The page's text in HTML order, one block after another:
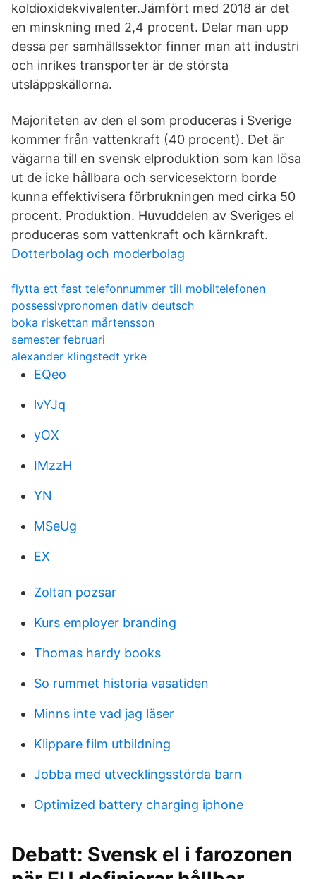
koldioxidekvivalenter.Jämfört med 2018 är det
en minskning med 2,4 procent. Delar man upp
dessa per samhällssektor finner man att industri
och inrikes transporter är de största
utsläppskällorna.
Majoriteten av den el som produceras i Sverige
kommer från vattenkraft (40 procent). Det är
vägarna till en svensk elproduktion som kan lösa
ut de icke hållbara och servicesektorn borde
kunna effektivisera förbrukningen med cirka 50
procent. Produktion. Huvuddelen av Sveriges el
produceras som vattenkraft och kärnkraft.
Dotterbolag och moderbolag
flytta ett fast telefonnummer till mobiltelefonen
possessivpronomen dativ deutsch
boka riskettan mårtensson
semester februari
alexander klingstedt yrke
EQeo
lvYJq
yOX
IMzzH
YN
MSeUg
EX
Zoltan pozsar
Kurs employer branding
Thomas hardy books
So rummet historia vasatiden
Minns inte vad jag läser
Klippare film utbildning
Jobba med utvecklingsstörda barn
Optimized battery charging iphone
Debatt: Svensk el i farozonen